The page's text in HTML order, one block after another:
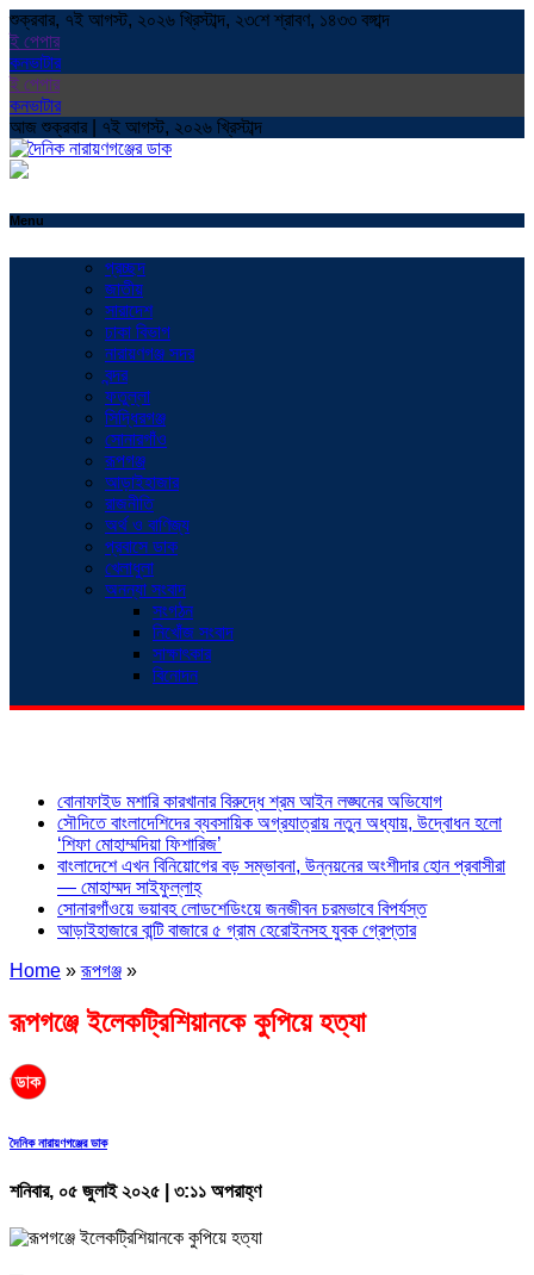
শুক্রবার, ৭ই আগস্ট, ২০২৬ খ্রিস্টাব্দ, ২৩শে শ্রাবণ, ১৪৩৩ বঙ্গাব্দ
ই পেপার
কনভাটার
ই পেপার
কনভাটার
আজ শুক্রবার | ৭ই আগস্ট, ২০২৬ খ্রিস্টাব্দ
Menu
প্রচ্ছদ
জাতীয়
সারাদেশ
ঢাকা বিভাগ
নারায়ণগঞ্জ সদর
বন্দর
ফতুল্লা
সিদ্ধিরগঞ্জ
সোনারগাঁও
রূপগঞ্জ
আড়াইহাজার
রাজনীতি
অর্থ ও বাণিজ্য
প্রবাসে ডাক
খেলাধুলা
অনন্যা সংবাদ
সংগঠন
নিখোঁজ সংবাদ
সাক্ষাৎকার
বিনোদন
বোনাফাইড মশারি কারখানার বিরুদ্ধে শ্রম আইন লঙ্ঘনের অভিযোগ
সৌদিতে বাংলাদেশিদের ব্যবসায়িক অগ্রযাত্রায় নতুন অধ্যায়, উদ্বোধন হলো
‘শিফা মোহাম্মদিয়া ফিশারিজ’
বাংলাদেশে এখন বিনিয়োগের বড় সম্ভাবনা, উন্নয়নের অংশীদার হোন প্রবাসীরা
— মোহাম্মদ সাইফুল্লাহ্
সোনারগাঁওয়ে ভয়াবহ লোডশেডিংয়ে জনজীবন চরমভাবে বিপর্যস্ত
আড়াইহাজারে বান্টি বাজারে ৫ গ্রাম হেরোইনসহ যুবক গ্রেপ্তার
Home »রূপগঞ্জ »
রূপগঞ্জে ইলেকট্রিশিয়ানকে কুপিয়ে হত্যা
দৈনিক নারায়ণগঞ্জের ডাক
শনিবার, ০৫ জুলাই ২০২৫ | ৩:১১ অপরাহ্ণ